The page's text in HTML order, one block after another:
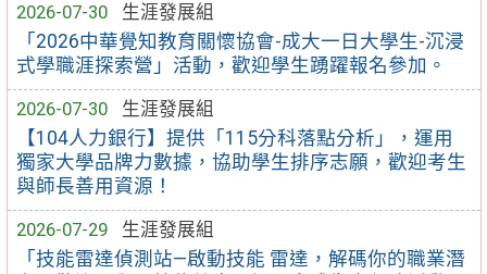
2026-07-30
生涯發展組
「2026中華覺知教育關懷協會-成大一日大學生-沉浸
式學職涯探索營」活動，歡迎學生踴躍報名參加。
2026-07-30
生涯發展組
【104人力銀行】提供「115分科落點分析」，運用
獨家大學品牌力數據，協助學生排序志願，歡迎考生
與師長善用資源！
2026-07-29
生涯發展組
「技能雷達偵測站—啟動技能 雷達，解碼你的職業潛